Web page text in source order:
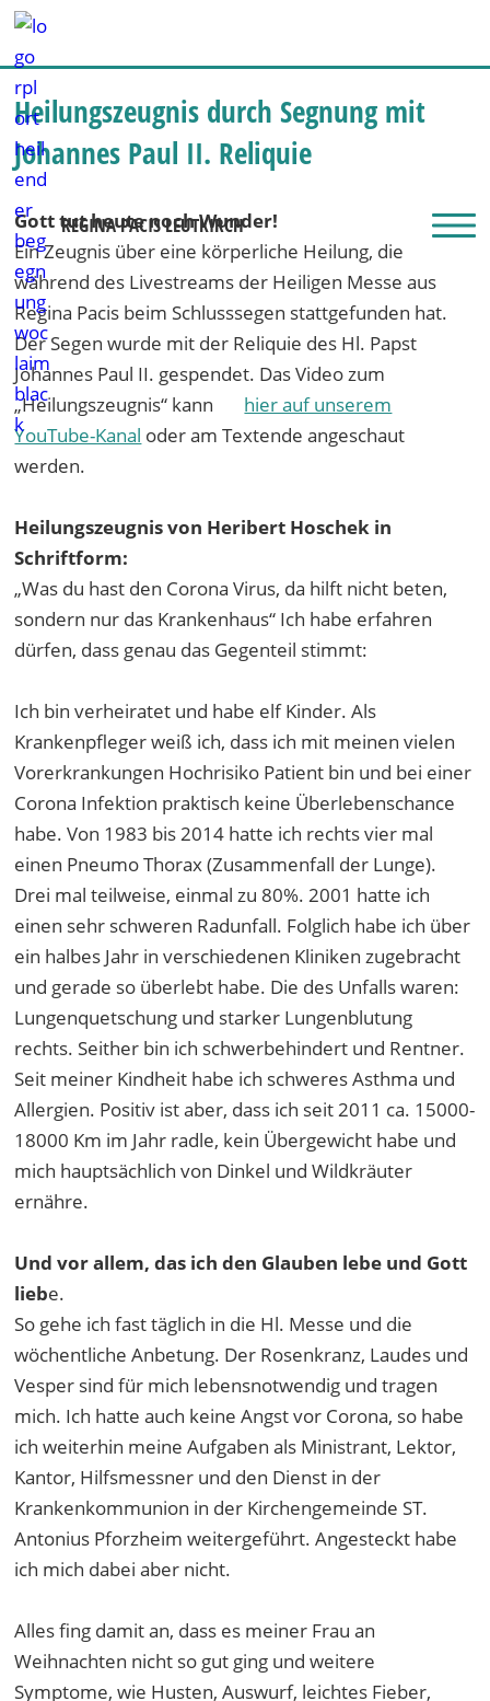
REGINA PACIS LEUTKIRCH
Heilungszeugnis durch Segnung mit
Johannes Paul II. Reliquie
Gott tut heute noch Wunder!
Ein Zeugnis über eine körperliche Heilung, die
während des Livestreams der Heiligen Messe aus
Regina Pacis beim Schlusssegen stattgefunden hat.
Der Segen wurde mit der Reliquie des Hl. Papst
Johannes Paul II. gespendet. Das Video zum
„Heilungszeugnis“ kann
hier auf unserem
YouTube-Kanal oder am Textende angeschaut
werden.
Heilungszeugnis von Heribert Hoschek in
Schriftform:
„Was du hast den Corona Virus, da hilft nicht beten,
sondern nur das Krankenhaus“ Ich habe erfahren
dürfen, dass genau das Gegenteil stimmt:
Ich bin verheiratet und habe elf Kinder. Als
Krankenpfleger weiß ich, dass ich mit meinen vielen
Vorerkrankungen Hochrisiko Patient bin und bei einer
Corona Infektion praktisch keine Überlebenschance
habe. Von 1983 bis 2014 hatte ich rechts vier mal
einen Pneumo Thorax (Zusammenfall der Lunge).
Drei mal teilweise, einmal zu 80%. 2001 hatte ich
einen sehr schweren Radunfall. Folglich habe ich über
ein halbes Jahr in verschiedenen Kliniken zugebracht
und gerade so überlebt habe. Die des Unfalls waren:
Lungenquetschung und starker Lungenblutung
rechts. Seither bin ich schwerbehindert und Rentner.
Seit meiner Kindheit habe ich schweres Asthma und
Allergien. Positiv ist aber, dass ich seit 2011 ca. 15000-
18000 Km im Jahr radle, kein Übergewicht habe und
mich hauptsächlich von Dinkel und Wildkräuter
ernähre.
Und vor allem, das ich den Glauben lebe und Gott
liebe.
So gehe ich fast täglich in die Hl. Messe und die
wöchentliche Anbetung. Der Rosenkranz, Laudes und
Vesper sind für mich lebensnotwendig und tragen
mich. Ich hatte auch keine Angst vor Corona, so habe
ich weiterhin meine Aufgaben als Ministrant, Lektor,
Kantor, Hilfsmessner und den Dienst in der
Krankenkommunion in der Kirchengemeinde ST.
Antonius Pforzheim weitergeführt. Angesteckt habe
ich mich dabei aber nicht.
Alles fing damit an, dass es meiner Frau an
Weihnachten nicht so gut ging und weitere
Symptome, wie Husten, Auswurf, leichtes Fieber,